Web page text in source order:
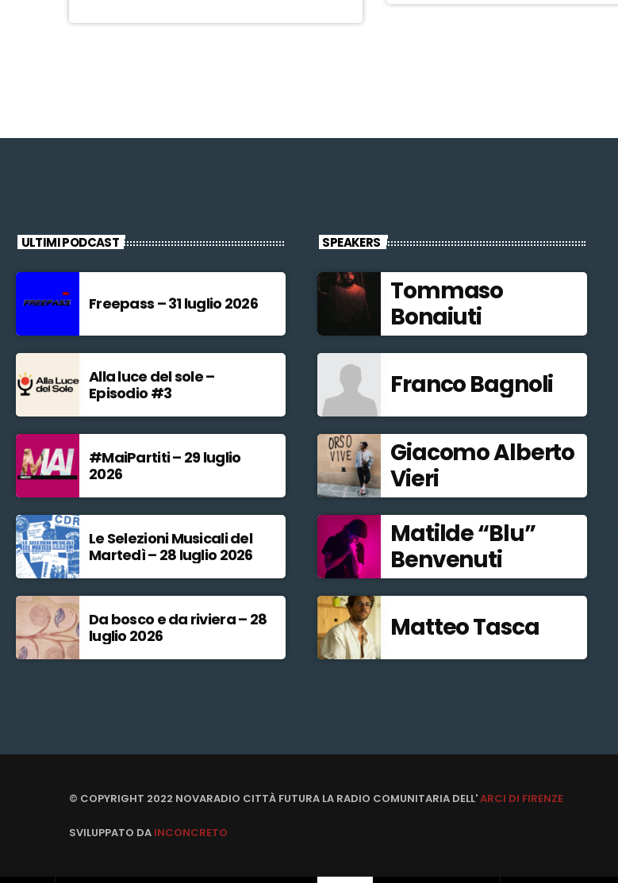
ULTIMI PODCAST
Freepass – 31 luglio 2026
Alla luce del sole –
Episodio #3
#MaiPartiti – 29 luglio
2026
Le Selezioni Musicali del
Martedì – 28 luglio 2026
Da bosco e da riviera – 28
luglio 2026
SPEAKERS
Tommaso
Bonaiuti
Franco Bagnoli
Giacomo Alberto
Vieri
Matilde “Blu”
Benvenuti
Matteo Tasca
© COPYRIGHT 2022 NOVARADIO CITTÀ FUTURA LA RADIO COMUNITARIA DELL'ARCI DI FIRENZE
SVILUPPATO DA INCONCRETO